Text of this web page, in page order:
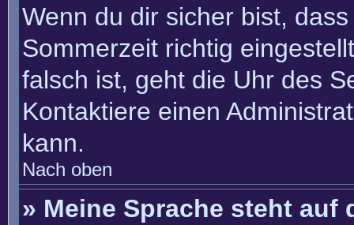
Wenn du dir sicher bist,
Sommerzeit richtig
falsch ist, geht die Uhr des
Kontaktiere einen
kann.
Nach oben
» Meine Sprache steht